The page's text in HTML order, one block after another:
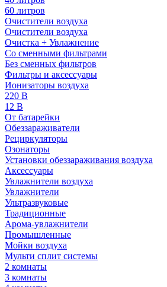
60 литров
Очистители воздуха
Очистители воздуха
Очистка + Увлажнение
Cо сменными фильтрами
Без сменных фильтров
Фильтры и аксессуары
Ионизаторы воздуха
220 В
12 В
От батарейки
Обеззараживатели
Рециркуляторы
Озонаторы
Установки обеззараживания воздуха
Аксессуары
Увлажнители воздуха
Увлажнители
Ультразвуковые
Традиционные
Арома-увлажнители
Промышленные
Мойки воздуха
Мульти сплит системы
2 комнаты
3 комнаты